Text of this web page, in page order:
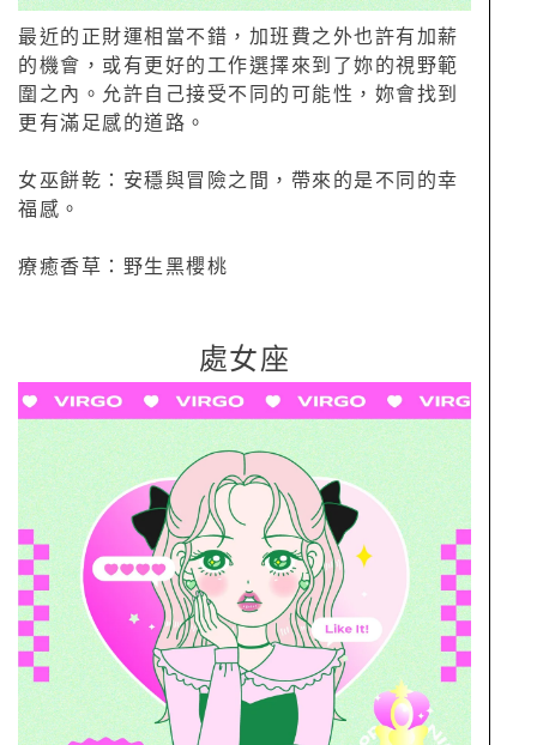
最近的正財運相當不錯，加班費之外也許有加薪
的機會，或有更好的工作選擇來到了妳的視野範
圍之內。允許自己接受不同的可能性，妳會找到
更有滿足感的道路。
女巫餅乾：安穩與冒險之間，帶來的是不同的幸
福感。
療癒香草：野生黑櫻桃
處女座